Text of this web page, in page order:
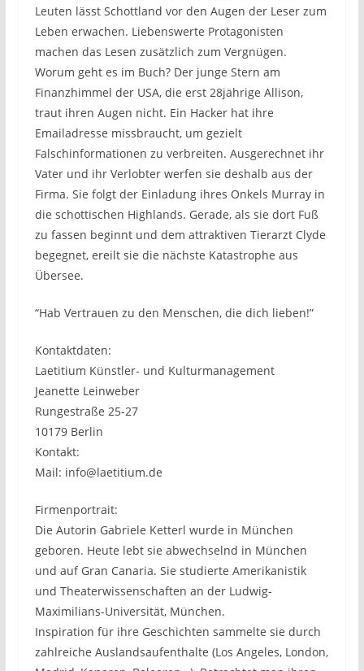
Leuten lässt Schottland vor den Augen der Leser zum
Leben erwachen. Liebenswerte Protagonisten
machen das Lesen zusätzlich zum Vergnügen.
Worum geht es im Buch? Der junge Stern am
Finanzhimmel der USA, die erst 28jährige Allison,
traut ihren Augen nicht. Ein Hacker hat ihre
Emailadresse missbraucht, um gezielt
Falschinformationen zu verbreiten. Ausgerechnet ihr
Vater und ihr Verlobter werfen sie deshalb aus der
Firma. Sie folgt der Einladung ihres Onkels Murray in
die schottischen Highlands. Gerade, als sie dort Fuß
zu fassen beginnt und dem attraktiven Tierarzt Clyde
begegnet, ereilt sie die nächste Katastrophe aus
Übersee.
“Hab Vertrauen zu den Menschen, die dich lieben!”
Kontaktdaten:
Laetitium Künstler- und Kulturmanagement
Jeanette Leinweber
Rungestraße 25-27
10179 Berlin
Kontakt:
Mail: info@laetitium.de
Firmenportrait:
Die Autorin Gabriele Ketterl wurde in München
geboren. Heute lebt sie abwechselnd in München
und auf Gran Canaria. Sie studierte Amerikanistik
und Theaterwissenschaften an der Ludwig-
Maximilians-Universität, München.
Inspiration für ihre Geschichten sammelte sie durch
zahlreiche Auslandsaufenthalte (Los Angeles, London,